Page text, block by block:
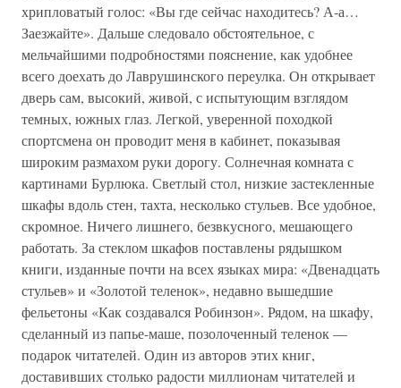
хрипловатый голос: «Вы где сейчас находитесь? А-а…
Заезжайте». Дальше следовало обстоятельное, с
мельчайшими подробностями пояснение, как удобнее
всего доехать до Лаврушинского переулка. Он открывает
дверь сам, высокий, живой, с испытующим взглядом
темных, южных глаз. Легкой, уверенной походкой
спортсмена он проводит меня в кабинет, показывая
широким размахом руки дорогу. Солнечная комната с
картинами Бурлюка. Светлый стол, низкие застекленные
шкафы вдоль стен, тахта, несколько стульев. Все удобное,
скромное. Ничего лишнего, безвкусного, мешающего
работать. За стеклом шкафов поставлены рядышком
книги, изданные почти на всех языках мира: «Двенадцать
стульев» и «Золотой теленок», недавно вышедшие
фельетоны «Как создавался Робинзон». Рядом, на шкафу,
сделанный из папье-маше, позолоченный теленок —
подарок читателей. Один из авторов этих книг,
доставивших столько радости миллионам читателей и